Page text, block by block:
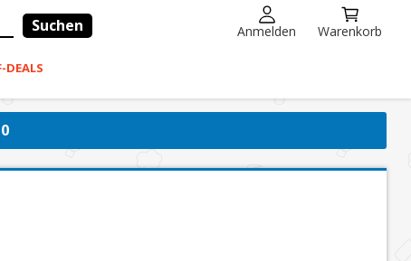
Suchen Anmelden Warenkorb
DEALS